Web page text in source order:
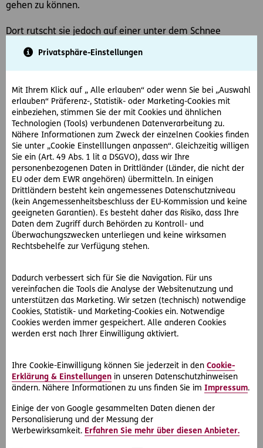
Privatsphäre-Einstellungen
Mit Ihrem Klick auf „ Alle erlauben“ oder wenn Sie bei „Auswahl
erlauben“ Präferenz-, Statistik- oder Marketing-Cookies mit
einbeziehen, stimmen Sie der mit Cookies und ähnlichen
Technologien (Tools) verbundenen Datenverarbeitung zu.
Nähere Informationen zum Zweck der einzelnen Cookies finden
Sie unter „Cookie Einstelllungen anpassen“. Gleichzeitig willigen
Sie ein (Art. 49 Abs. 1 lit a DSGVO), dass wir Ihre
personenbezogenen Daten in Drittländer (Länder, die nicht der
EU oder dem EWR angehören) übermitteln. In einigen
Drittländern besteht kein angemessenes Datenschutzniveau
(kein Angemessenheitsbeschluss der EU-Kommission und keine
geeigneten Garantien). Es besteht daher das Risiko, dass Ihre
Daten dem Zugriff durch Behörden zu Kontroll- und
Überwachungszwecken unterliegen und keine wirksamen
Rechtsbehelfe zur Verfügung stehen.
Dadurch verbessert sich für Sie die Navigation. Für uns
vereinfachen die Tools die Analyse der Websitenutzung und
unterstützen das Marketing. Wir setzen (technisch) notwendige
Cookies, Statistik- und Marketing-Cookies ein. Notwendige
Cookies werden immer gespeichert. Alle anderen Cookies
werden erst nach Ihrer Einwilligung aktiviert.
Ihre Cookie-Einwilligung können Sie jederzeit in den Cookie-
Erklärung & Einstellungen in unseren Datenschutzhinweisen
ändern. Nähere Informationen zu uns finden Sie im Impressum.
Einige der von Google gesammelten Daten dienen der
Personalisierung und der Messung der
Werbewirksamkeit. Erfahren Sie mehr über diesen Anbieter.
gehen zu können.
Dort rutscht sie jedoch auf einer unter dem Schnee
Räumung, Säuberung und Streuung des Banketts nicht
verpflichtet ist.
Das sehen auch das Erst- und Zweitgericht so.
So hat der OGH entschieden:
Der OGH hebt die beiden Urteile der Vorinstanzen zur
Verfahrensergänzung auf.
Er stellt klar, dass Fußgänger zur Benützung des
Straßenbanketts verpflichtet sind, wenn weder Gehsteige
noch Gehwege vorhanden sind (§ 76 StVO). Dabei handelt
es sich um eine streng einzuhaltende Regel, die dem
Belieben des Fußgängers steht.
Eine Ausnahme besteht nur dann, wenn dem Fußgänger
die Benützung des Banketts nicht zumutbar ist.
Der Straßenerhalter (hier: die Gemeinde) hat daher für die
Voraussetzung für die Haftung ist aber die
Verkehrsbedürftigkeit, also ob das Bankett von Fußgängern
regelmäßig benützt wird, und die Zumutbarkeit
entsprechender Maßnahmen zur Räumung durch die
Gemeinde.